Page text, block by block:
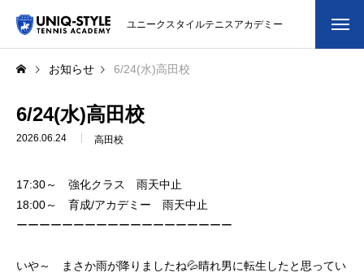
ユニークスタイルテニスアカデミー
初めての方
システム・クラス・料金
スクール紹介・コーチ紹介
大会・イベント
ブログ
アクセス
お知らせ 6/24(水)高田校
6/24(水)高田校
2026.06.24 高田校
17:30～ 強化クラス 雨天中止
18:00～ 育成/アカデミー 雨天中止
ーーーーーーーーーーーーーーーーーーー
いや～ まさか雨が降りましたね💦晴れ男に転生したと思ってい